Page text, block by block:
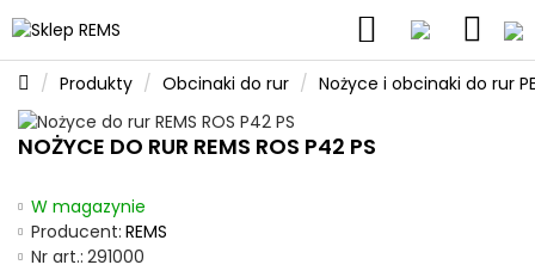
Produkty Obcinaki do rur Nożyce i obcinaki do rur
NOŻYCE DO RUR REMS ROS P42 PS
W magazynie
Producent: REMS
Nr art.: 291000